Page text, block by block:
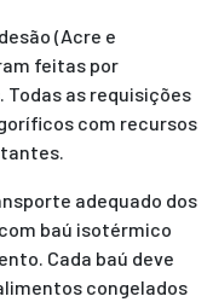
(Acre e
feitas por
Todas as requisições
com recursos
adequado dos
baú isotérmico
Cada baú deve
congelados